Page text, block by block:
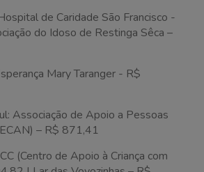
de Caridade São Francisco -
do Idoso de Restinga Sêca –
Mary Taranger - R$
Associação de Apoio a Pessoas
– R$ 871,41
(Centro de Apoio à Criança com